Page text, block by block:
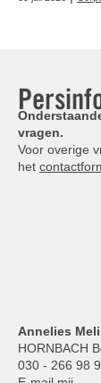
vragen.
Voor overige
het
Annelies
HORNBACH
030 - 266 98